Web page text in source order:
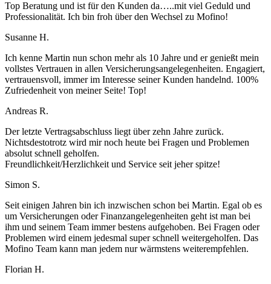
Top Beratung und ist für den Kunden da…..mit viel Geduld und
Professionalität. Ich bin froh über den Wechsel zu Mofino!
Susanne H.
Ich kenne Martin nun schon mehr als 10 Jahre und er genießt mein
vollstes Vertrauen in allen Versicherungsangelegenheiten. Engagiert,
vertrauensvoll, immer im Interesse seiner Kunden handelnd. 100%
Zufriedenheit von meiner Seite! Top!
Andreas R.
Der letzte Vertragsabschluss liegt über zehn Jahre zurück.
Nichtsdestotrotz wird mir noch heute bei Fragen und Problemen
absolut schnell geholfen.
Freundlichkeit/Herzlichkeit und Service seit jeher spitze!
Simon S.
Seit einigen Jahren bin ich inzwischen schon bei Martin. Egal ob es
um Versicherungen oder Finanzangelegenheiten geht ist man bei
ihm und seinem Team immer bestens aufgehoben. Bei Fragen oder
Problemen wird einem jedesmal super schnell weitergeholfen. Das
Mofino Team kann man jedem nur wärmstens weiterempfehlen.
Florian H.